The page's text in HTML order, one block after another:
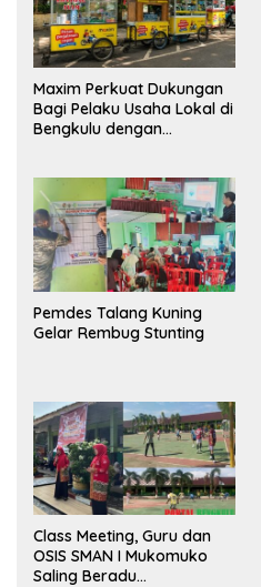
Maxim Perkuat Dukungan
Bagi Pelaku Usaha Lokal di
Bengkulu dengan
Pasar
Pemdes Talang Kuning
Gelar Rembug Stunting
Class Meeting, Guru dan
OSIS SMAN I Mukomuko
Saling Beradu